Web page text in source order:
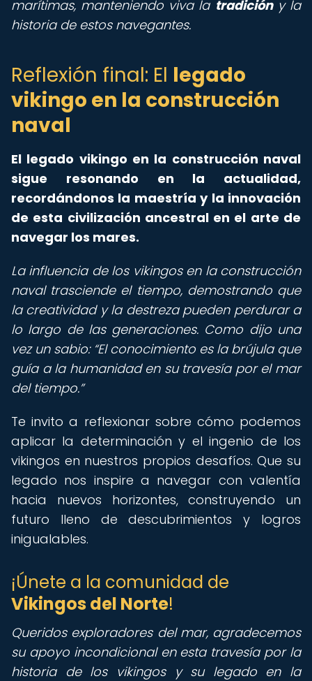
marítimas, manteniendo viva la tradicióny la
historia de estos navegantes.
Reflexión final: El legado
vikingo en la construcción
naval
El legado vikingo en la construcción naval
sigue resonando en la actualidad,
recordándonos la maestría y la innovación
de esta civilización ancestral en el arte de
navegar los mares.
La influencia de los vikingos en la construcción
naval trasciende el tiempo, demostrando que
la creatividad y la destreza pueden perdurar a
lo largo de las generaciones. Como dijo una
vez un sabio: El conocimiento es la brújula que
guía a la humanidad en su travesía por el mar
del tiempo.
Te invito a reflexionar sobre cómo podemos
aplicar la determinación y el ingenio de los
vikingos en nuestros propios desafíos. Que su
legado nos inspire a navegar con valentía
hacia nuevos horizontes, construyendo un
futuro lleno de descubrimientos y logros
inigualables.
¡Únete a la comunidad de
Vikingos del Norte!
Queridos exploradores del mar, agradecemos
su apoyo incondicional en esta travesía por la
historia de los vikingos y su legado en la